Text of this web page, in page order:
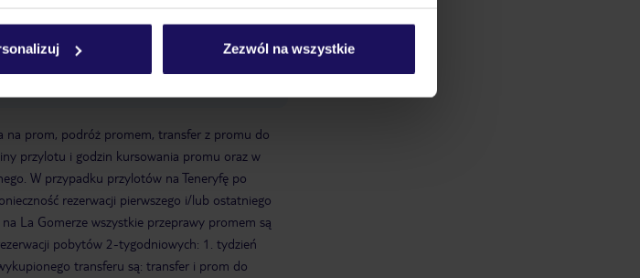
Zezwól na wszystkie
na prom, podróż promem, transfer z promu do
przylotu i godzin kursowania promu oraz w
W przypadku przylotów na Teneryfę po
rezerwacji pierwszego i/lub ostatniego
La Gomerze wszystkie przeprawy promem są
pobytów 2-tygodniowych: 1. tydzień
transferu są: transfer i prom do